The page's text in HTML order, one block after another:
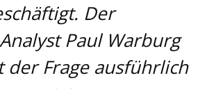
Der
Paul Warburg
der Frage ausführlich